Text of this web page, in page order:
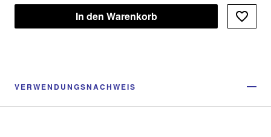
In den Warenkorb
VERWENDUNGSNACHWEIS